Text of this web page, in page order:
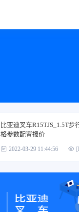
比亚迪叉车R15TJS_1.5T
格参数配置报价
2022-03-29 11:44:56